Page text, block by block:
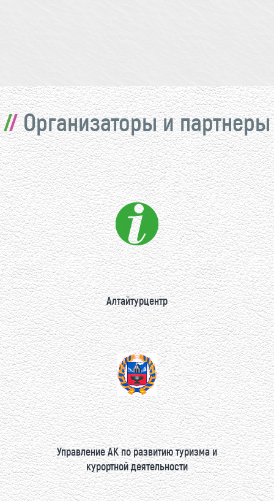
Организаторы и партнеры
Алтайтурцентр
Управление АК по развитию туризма и
курортной деятельности